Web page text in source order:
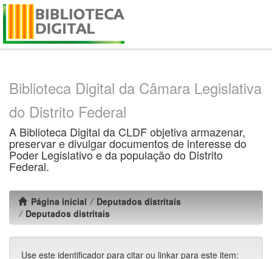
Skip
Biblioteca Digital da Câmara Legislativa
do Distrito Federal
A Biblioteca Digital da CLDF objetiva armazenar,
preservar e divulgar documentos de interesse do
Poder Legislativo e da população do Distrito
Federal.
Página inicial
Deputados distritais
Deputados distritais
Use este identificador para citar ou linkar para este item: